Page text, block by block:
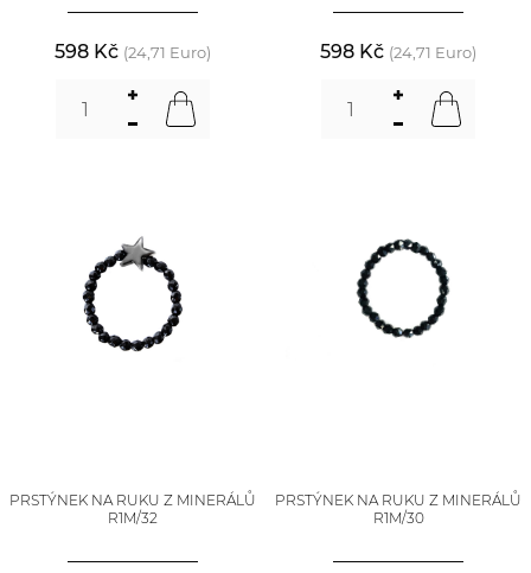
598 Kč (24,71 Euro) 598 Kč (24,71 Euro)
PRSTÝNEK NA RUKU Z MINERÁLŮ
R1M/32
PRSTÝNEK NA RUKU Z MINERÁLŮ
R1M/30